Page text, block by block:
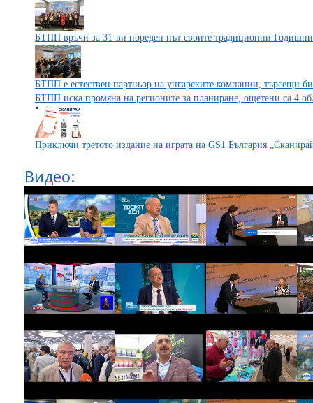
БТПП връчи за 31-ви пореден път своите традиционни Годишни
БТПП е естествен партньор на унгарските компании, търсещи
БТПП иска промяна на регионите за планиране, ощетени са 4
Приключи третото издание на играта на GS1 България
Видео: